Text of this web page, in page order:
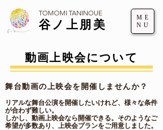
谷ノ上朋美
ME
NU
TOMOMI TANINOUE
動画上映会について
舞台動画の上映会を開催しませんか？
リアルな舞台公演を開催したいけれど、様々な条件
が合わず難しい。
しかし、動画上映会なら開催できる。そのようなご
希望が多数あり、上映会プランをご用意しました。